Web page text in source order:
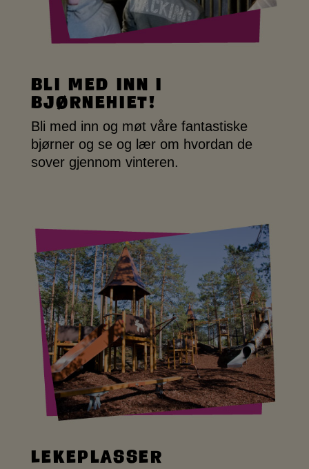
Bli med inn i
bjørnehiet!
Bli med inn og møt våre fantastiske
bjørner og se og lær om hvordan de
sover gjennom vinteren.
Lekeplasser